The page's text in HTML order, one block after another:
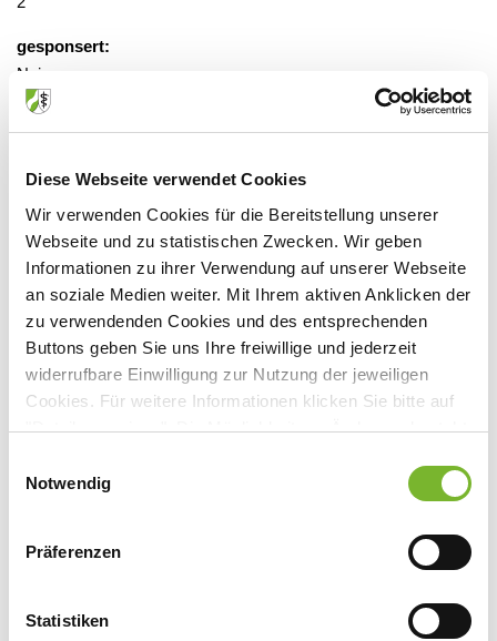
Diese Webseite verwendet Cookies
Wir verwenden Cookies für die Bereitstellung unserer
Webseite und zu statistischen Zwecken. Wir geben
Informationen zu ihrer Verwendung auf unserer Webseite
an soziale Medien weiter. Mit Ihrem aktiven Anklicken der
zu verwendenden Cookies und des entsprechenden
Buttons geben Sie uns Ihre freiwillige und jederzeit
widerrufbare Einwilligung zur Nutzung der jeweiligen
Cookies. Für weitere Informationen klicken Sie bitte auf
"Details anzeigen". Die Möglichkeit zur Änderung besteht
Datenschutzerklärung
Notwendig
Präferenzen
Statistiken
gesponsert:
Nein
Live-Webinar, 40225 Düsseldorf
Anbieter:
Herrn Prof. Bernhard
40225 Düsseldorf
Mail:michael.bernhard@med.uni-duesseldorf.de